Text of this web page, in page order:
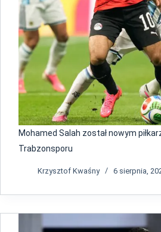
Mohamed Salah został nowym
Trabzonsporu
Krzysztof Kwaśny 6 sierpnia,